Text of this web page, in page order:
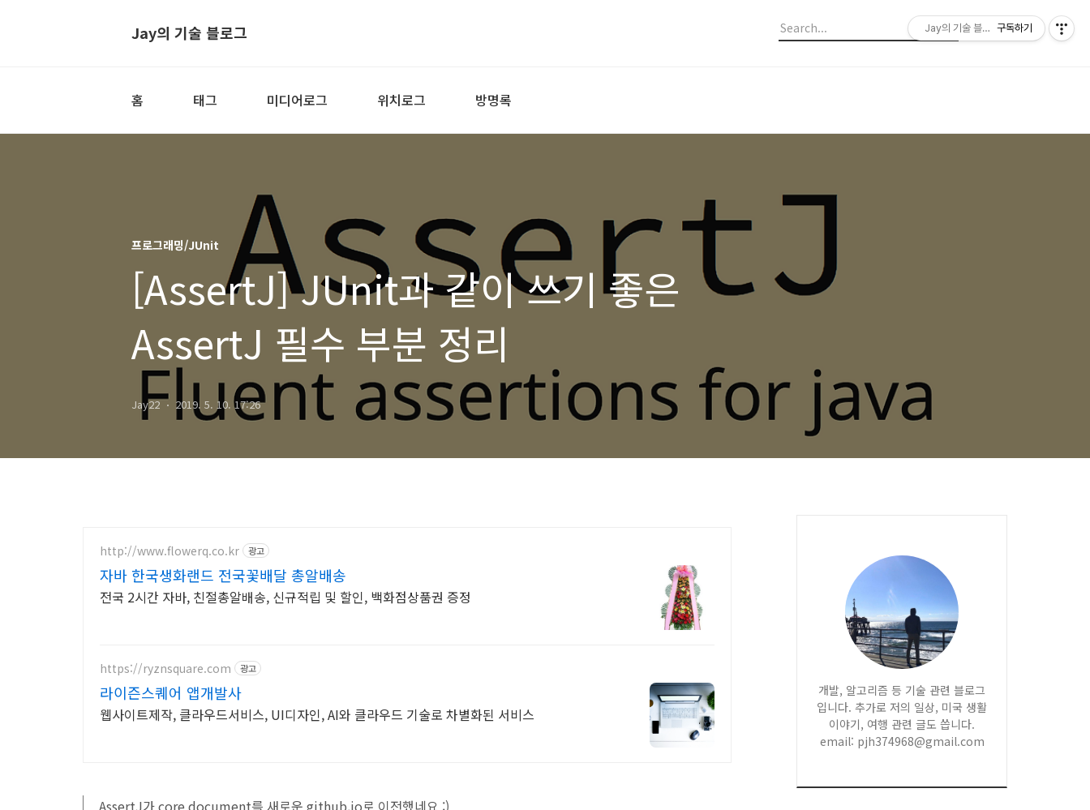
Jay의 기술 블로그
홈 태그 미디어로그 위치로그 방명록
프로그래밍/JUnit
[AssertJ] JUnit과 같이 쓰기 좋은
AssertJ 필수 부분 정리
Jay22 2019. 5. 10. 17:26
http://www.flowerq.co.kr 광고
자바 한국생화랜드 전국꽃배달 총알배송
전국 2시간 자바, 친절총알배송, 신규적립 및 할인, 백화점상품권 증정
https://ryznsquare.com 광고
라이즌스퀘어 앱개발사
웹사이트제작, 클라우드서비스, UI디자인, AI와 클라우드 기술로 차별화된 서비스
AssertJ가 core document를 새로운 github.io로 이전했네요 :)
개발, 알고리즘 등 기술 관련 블로그
입니다. 추가로 저의 일상, 미국 생활
이야기, 여행 관련 글도 씁니다.
email: pjh374968@gmail.com
Jay의 기술 블로그구독하기